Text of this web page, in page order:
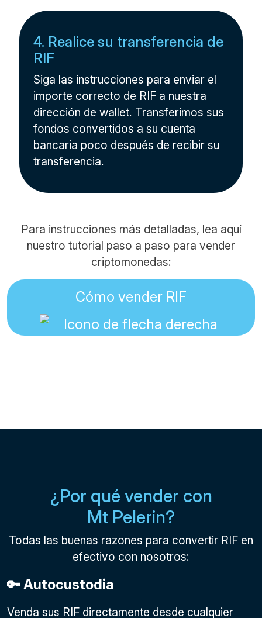
4. Realice su transferencia de
RIF
Siga las instrucciones para enviar el
importe correcto de RIF a nuestra
dirección de wallet. Transferimos sus
fondos convertidos a su cuenta
bancaria poco después de recibir su
transferencia.
Para instrucciones más detalladas, lea aquí
nuestro tutorial paso a paso para vender
criptomonedas:
Cómo vender RIF
¿Por qué vender con
Mt Pelerin?
Todas las buenas razones para convertir RIF en
efectivo con nosotros:
🔑 Autocustodia
Venda sus RIF directamente desde cualquier